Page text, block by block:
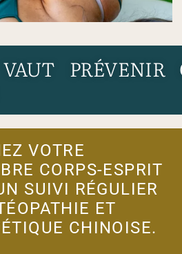
PRÉVENIR
VOTRE
CORPS-ESPRIT
SUIVI RÉGULIER
ET
CHINOISE.